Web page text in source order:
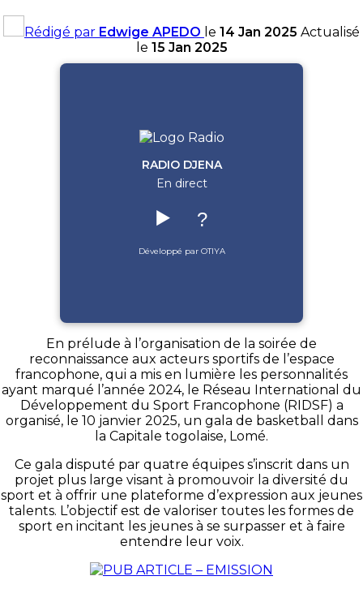
Rédigé par Edwige APEDO le 14 Jan 2025 Actualisé
le 15 Jan 2025
RADIO DJENA
En direct
▶️ ?
Développé par OTIYA
En prélude à l’organisation de la soirée de
reconnaissance aux acteurs sportifs de l’espace
francophone, qui a mis en lumière les personnalités
ayant marqué l’année 2024, le Réseau International du
Développement du Sport Francophone (RIDSF) a
organisé, le 10 janvier 2025, un gala de basketball dans
la Capitale togolaise, Lomé.
Ce gala disputé par quatre équipes s’inscrit dans un
projet plus large visant à promouvoir la diversité du
sport et à offrir une plateforme d’expression aux jeunes
talents. L’objectif est de valoriser toutes les formes de
sport en incitant les jeunes à se surpasser et à faire
entendre leur voix.